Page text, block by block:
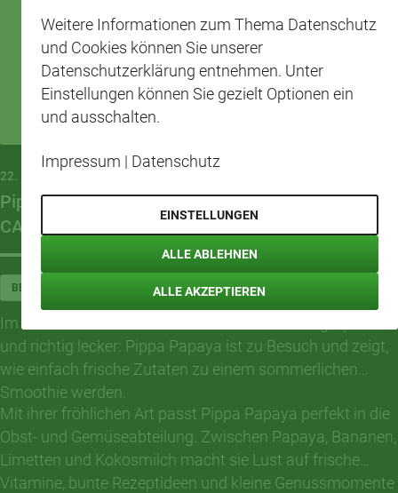
22. MAI 2026
Pippa Papaya bringt frischen Schwung in den
CAP-Markt Berlin-Karlshorst
BERLIN-KARLSHORST
Im CAP-Markt Berlin-Karlshorst wird es fruchtig, sportlich
und richtig lecker: Pippa Papaya ist zu Besuch und zeigt,
wie einfach frische Zutaten zu einem sommerlichen
Smoothie werden.
Mit ihrer fröhlichen Art passt Pippa Papaya perfekt in die
Obst- und Gemüseabteilung. Zwischen Papaya, Bananen,
Limetten und Kokosmilch macht sie Lust auf frische
Vitamine, bunte Rezeptideen und kleine Genussmomente
Weitere Informationen zum Thema Datenschutz
und Cookies können Sie unserer
Datenschutzerklärung entnehmen. Unter
Einstellungen können Sie gezielt Optionen ein
und ausschalten.
Impressum | Datenschutz
EINSTELLUNGEN
ALLE ABLEHNEN
ALLE AKZEPTIEREN